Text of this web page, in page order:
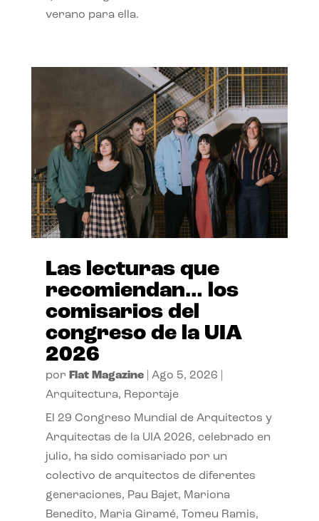
verano para ella.
Las lecturas que
recomiendan… los
comisarios del
congreso de la UIA
2026
por Flat Magazine| Ago 5, 2026
Arquitectura, Reportaje
El 29 Congreso Mundial de Arquitectos y
Arquitectas de la UIA 2026, celebrado en
julio, ha sido comisariado por un
colectivo de arquitectos de diferentes
generaciones, Pau Bajet, Mariona
Benedito, Maria Giramé, Tomeu Ramis,